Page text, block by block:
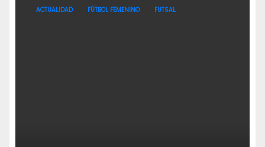
ACTUALIDAD FÚTBOL FEMENINO FUTSAL